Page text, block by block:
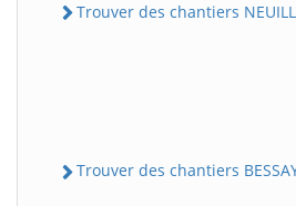
Trouver des chantiers
Trouver des chantiers